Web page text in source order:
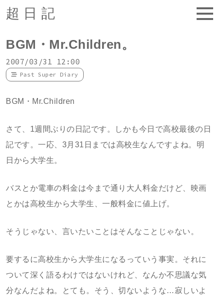
超日記
BGM・Mr.Children。
2007/03/31 12:00
Past Super Diary
BGM・Mr.Children
さて、1週間ぶりの日記です。しかも今日で高校最後の日
記です。一応、3月31日までは高校生なんですよね。明
日から大学生。
バスとか電車の料金は今まで通り大人料金だけど、映画
とかは高校生から大学生、一般料金に値上げ。
そうじゃない、言いたいことはそんなことじゃない。
要するに高校生から大学生になるっていう事実。それに
ついて深く語るわけではないけれど、なんか不思議な気
分なんだよね。とても。そう、切ないような…寂しいよ